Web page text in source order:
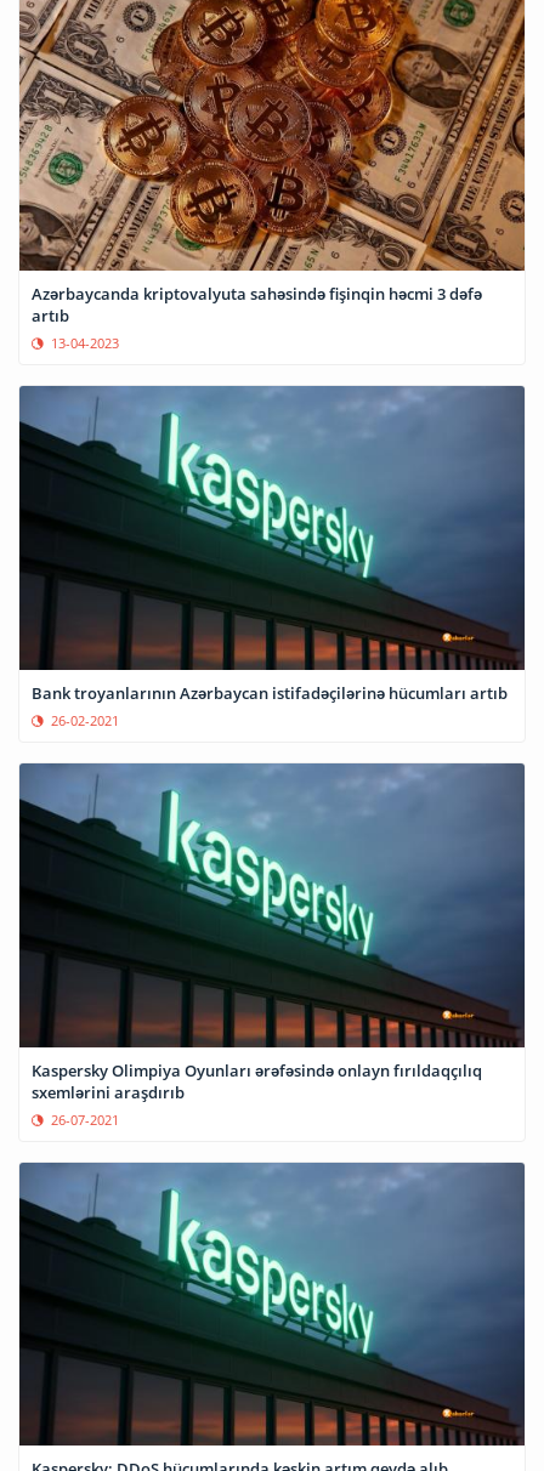
Azərbaycanda kriptovalyuta sahəsində fişinqin həcmi 3 dəfə
artıb
13-04-2023
Bank troyanlarının Azərbaycan istifadəçilərinə hücumları artıb
26-02-2021
Kaspersky Olimpiya Oyunları ərəfəsində onlayn fırıldaqçılıq
sxemlərini araşdırıb
26-07-2021